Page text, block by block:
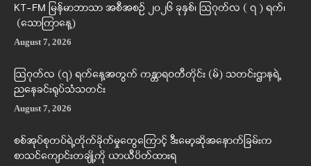
KT-FM မြန်မာဘာသာ အစီအစဉ် ၂၀၂၆ ခုနှစ်၊ ဩဂုတ်လ ( ၇ ) ရက်၊
(သောကြာနေ့)
August 7, 2026
ဩဂုတ်လ (၇) ရက်နေ့အတွက် ကန္တာရဝတီတိုင်း (မ်) သတင်းဌာနရဲ့
ညနေခင်းရုပ်သံသတင်း
August 7, 2026
စစ်အုပ်စုတပ်ရဲ့တိုက်ခိုက်မှုတွေကြောင့် ဒီးမော့ဆိုအနောက်ခြမ်းက
စာသင်ကျောင်းတချို့ကို ယာယီပိတ်ထားရ